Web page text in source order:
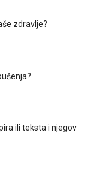
zdravlje?
ili teksta i njegov